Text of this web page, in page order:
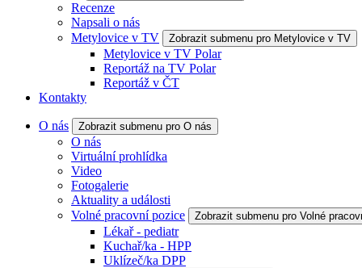
Recenze
Napsali o nás
Metylovice v TV
Zobrazit submenu pro Metylovice v TV
Metylovice v TV Polar
Reportáž na TV Polar
Reportáž v ČT
Kontakty
O nás Zobrazit submenu pro O nás
O nás
Virtuální prohlídka
Video
Fotogalerie
Aktuality a události
Volné pracovní pozice
Zobrazit submenu pro Volné
Lékař - pediatr
Kuchař/ka - HPP
Uklízeč/ka DPP